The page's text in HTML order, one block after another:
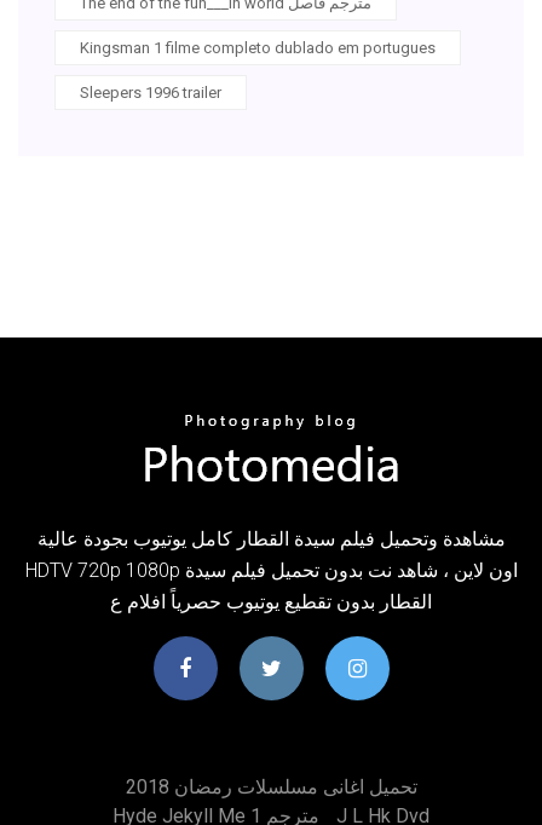
Kingsman 1 filme completo dublado em portugues
Sleepers 1996 trailer
مشاهدة وتحميل فيلم سيدة القطار كامل يوتيوب بجودة عالية
HDTV 720p 1080p اون لاين ، شاهد نت بدون تحميل فيلم سيدة
القطار بدون تقطيع يوتيوب حصرياً افلام ع
تحميل اغانى مسلسلات رمضان 2018
Hyde Jekyll Me مترجم 1
J L Hk Dvd